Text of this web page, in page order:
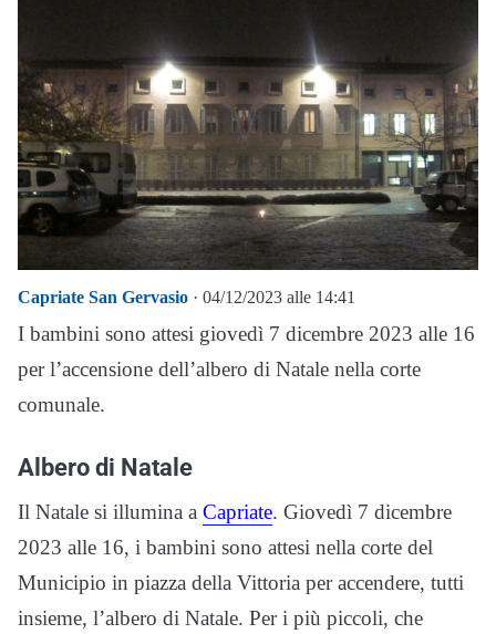
Capriate San Gervasio · 04/12/2023 alle 14:41
I bambini sono attesi giovedì 7 dicembre 2023 alle 16
per l’accensione dell’albero di Natale nella corte
comunale.
Albero di Natale
Il Natale si illumina a Capriate. Giovedì 7 dicembre
2023 alle 16, i bambini sono attesi nella corte del
Municipio in piazza della Vittoria per accendere, tutti
insieme, l’albero di Natale. Per i più piccoli, che